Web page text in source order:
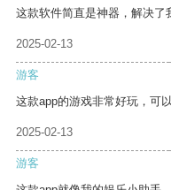
这款软件简直是神器，解决了
2025-02-13
游客
这款app的游戏非常好玩，可
2025-02-13
游客